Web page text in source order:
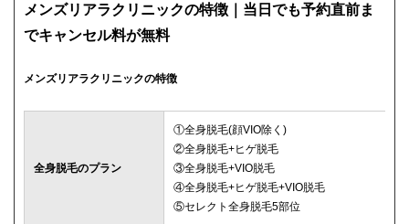
メンズリアラクリニックの特徴｜当日でも予約直前ま
でキャンセル料が無料
メンズリアラクリニックの特徴
全身脱毛のプラン
①全身脱毛(顔VIO除く)
②全身脱毛+ヒゲ脱毛
③全身脱毛+VIO脱毛
④全身脱毛+ヒゲ脱毛+VIO脱毛
⑤セレクト全身脱毛5部位